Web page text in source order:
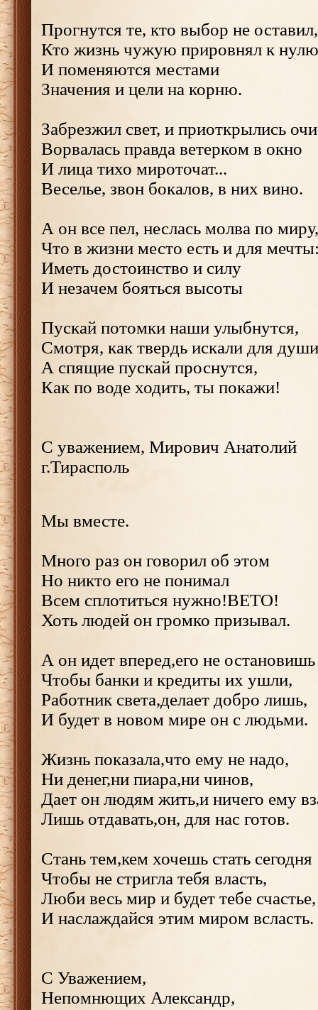
Прогнутся те, кто выбор не оставил,
Кто жизнь чужую прировнял к
И поменяются местами
Значения и цели на корню.
Забрезжил свет, и приоткрылись
Ворвалась правда ветерком в окно
И лица тихо мироточат...
Веселье, звон бокалов, в них вино.
А он все пел, неслась молва по миру,
Что в жизни место есть и для
Иметь достоинство и силу
И незачем бояться высоты
Пускай потомки наши улыбнутся,
Смотря, как твердь искали для
А спящие пускай проснутся,
Как по воде ходить, ты покажи!
С уважением, Мирович Анатолий
г.Тирасполь
Мы вместе.
Много раз он говорил об этом
Но никто его не понимал
Всем сплотиться нужно!ВЕТО!
Хоть людей он громко призывал.
А он идет вперед,его не остановишь
Чтобы банки и кредиты их ушли,
Работник света,делает добро лишь,
И будет в новом мире он с людьми.
Жизнь показала,что ему не надо,
Ни денег,ни пиара,ни чинов,
Дает он людям жить,и ничего ему
Лишь отдавать,он, для нас готов.
Стань тем,кем хочешь стать сегодня
Чтобы не стригла тебя власть,
Люби весь мир и будет тебе счастье,
И наслаждайся этим миром всласть.
С Уважением,
Непомнющих Александр,